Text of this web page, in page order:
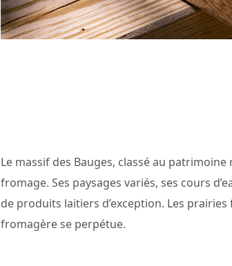
Le massif des Bauges, classé au
fromage. Ses paysages variés, ses cours
de produits laitiers d’exception. Les
fromagère se perpétue.